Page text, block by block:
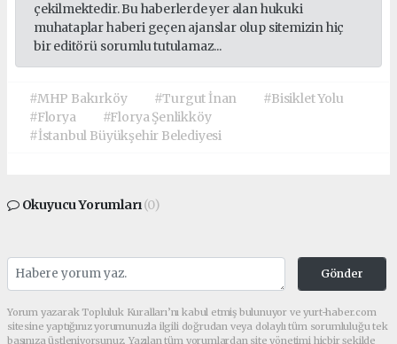
çekilmektedir. Bu haberlerde yer alan hukuki
muhataplar haberi geçen ajanslar olup sitemizin hiç
bir editörü sorumlu tutulamaz...
#MHP Bakırköy #Turgut İnan
#Bisiklet Yolu
#Florya
#Florya Şenlikköy
#İstanbul Büyükşehir Belediyesi
Okuyucu Yorumları(0)
Gönder
Yorum yazarak Topluluk Kuralları’nı kabul etmiş bulunuyor ve yurt-haber.com
sitesine yaptığınız yorumunuzla ilgili doğrudan veya dolaylı tüm sorumluluğu tek
başınıza üstleniyorsunuz. Yazılan tüm yorumlardan site yönetimi hiçbir şekilde